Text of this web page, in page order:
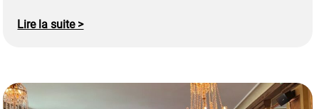
Lire la suite >